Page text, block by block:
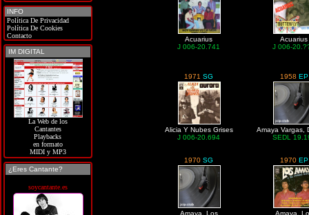
INFO
Política De Privacidad
Política De Cookies
Contacto
IM DIGITAL
La Web de los
Cantantes
Playbacks
en formato
MIDI y MP3
¿Eres Cantante?
soycantante.es
Acuarius
J 006-20.741
Acuarius
J 006-
1971SG
Alicia Y Nubes Grises
J 006-20.694
1958 EP
Amaya Vargas,
SEDL
1970SG
Amaya, Los
1970 EP
Amaya,